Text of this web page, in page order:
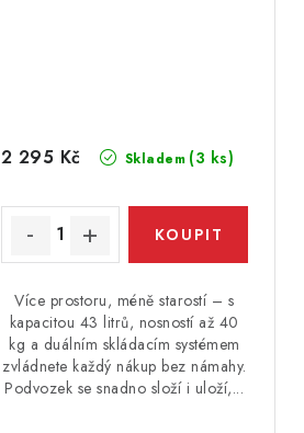
Skladem (3 ks)
2 295 Kč
Více prostoru, méně starostí – s
kapacitou 43 litrů, nosností až 40
kg a duálním skládacím systémem
zvládnete každý nákup bez námahy.
Podvozek se snadno složí i uloží,...